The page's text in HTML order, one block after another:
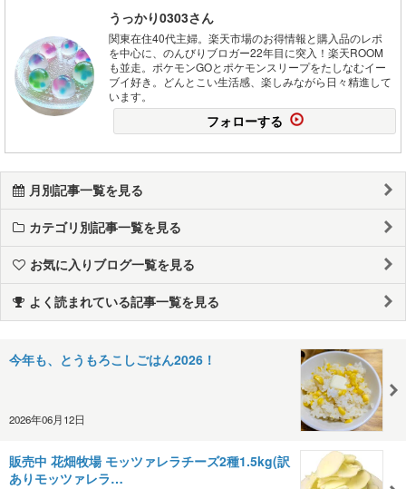
うっかり0303さん
関東在住40代主婦。楽天市場のお得情報と購入品のレポ
を中心に、のんびりブロガー22年目に突入！楽天ROOM
も並走。ポケモンGOとポケモンスリープをたしなむイー
ブイ好き。どんとこい生活感、楽しみながら日々精進して
います。
フォローする
月別記事一覧を見る
カテゴリ別記事一覧を見る
お気に入りブログ一覧を見る
よく読まれている記事一覧を見る
今年も、とうもろこしごはん2026！
2026年06月12日
販売中 花畑牧場 モッツァレラチーズ2種1.5kg(訳
ありモッツァレラ…